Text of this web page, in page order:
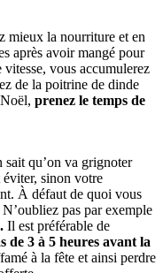
mieux la nourriture et en
après avoir mangé pour
vitesse, vous accumulerez
de la poitrine de dinde
prenez le temps de
sait qu’on va grignoter
éviter, sinon votre
À défaut de quoi vous
pas par exemple
Il est préférable de
de 3 à 5 heures avant la
à la fête et ainsi perdre